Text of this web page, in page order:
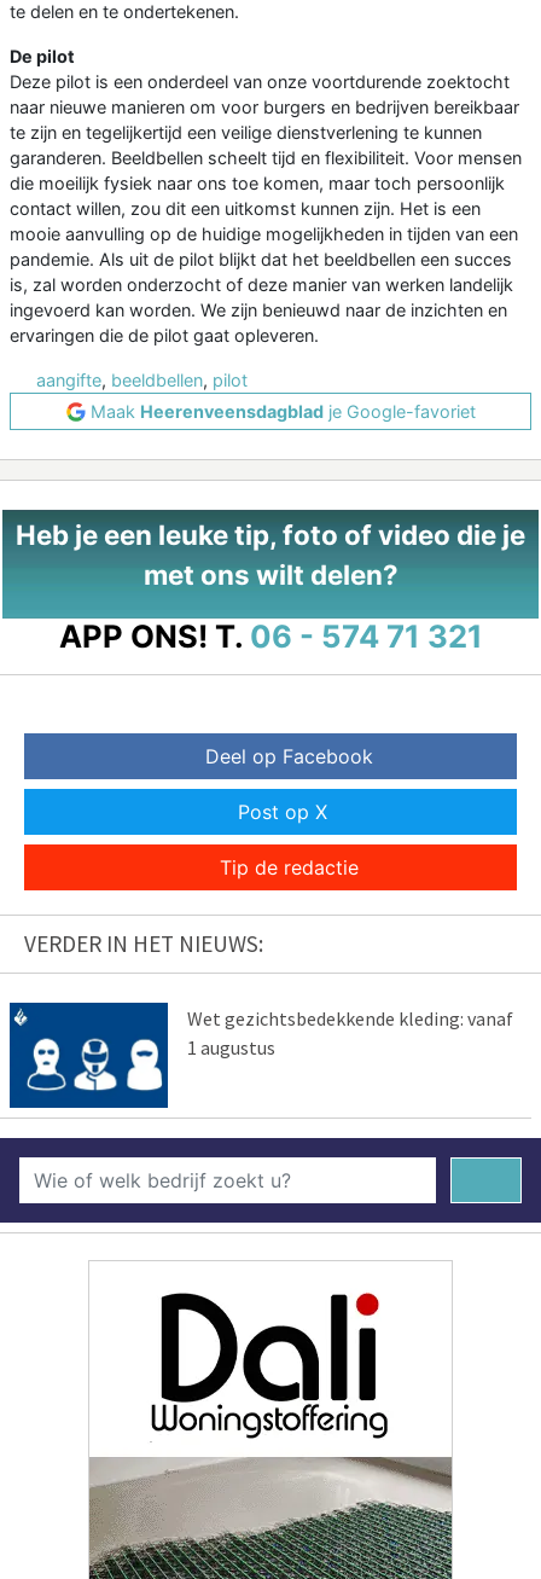
te delen en te ondertekenen.
De pilot
Deze pilot is een onderdeel van onze voortdurende zoektocht
naar nieuwe manieren om voor burgers en bedrijven bereikbaar
te zijn en tegelijkertijd een veilige dienstverlening te kunnen
garanderen. Beeldbellen scheelt tijd en flexibiliteit. Voor mensen
die moeilijk fysiek naar ons toe komen, maar toch persoonlijk
contact willen, zou dit een uitkomst kunnen zijn. Het is een
mooie aanvulling op de huidige mogelijkheden in tijden van een
pandemie. Als uit de pilot blijkt dat het beeldbellen een succes
is, zal worden onderzocht of deze manier van werken landelijk
ingevoerd kan worden. We zijn benieuwd naar de inzichten en
ervaringen die de pilot gaat opleveren.
aangifte, beeldbellen, pilot
Maak Heerenveensdagbladje Google-favoriet
Heb je een leuke tip, foto of video die je
met ons wilt delen?
APP ONS! T. 06 - 574 71 321
Deel op Facebook
Post op X
Tip de redactie
VERDER IN HET NIEUWS:
Wet gezichtsbedekkende kleding: vanaf
1 augustus